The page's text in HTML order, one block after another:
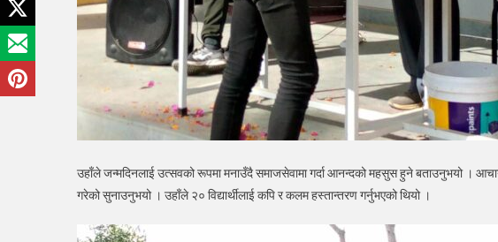
उहाँले जन्मदिनलाई उत्सवको रूपमा मनाउँदै समाजसेवामा गर्दा आनन्दको महसुस हुने बताउनुभयो ।
गरेको सुनाउनुभयो । उहाँले २० विद्यार्थीलाई कपि र कलम हस्तान्तरण गर्नुभएको थियो ।